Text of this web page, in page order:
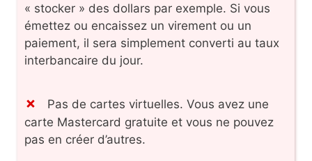
« stocker » des dollars par exemple. Si vous
émettez ou encaissez un virement ou un
paiement, il sera simplement converti au taux
interbancaire du jour.
Pas de cartes virtuelles. Vous avez une
carte Mastercard gratuite et vous ne pouvez
pas en créer d’autres.